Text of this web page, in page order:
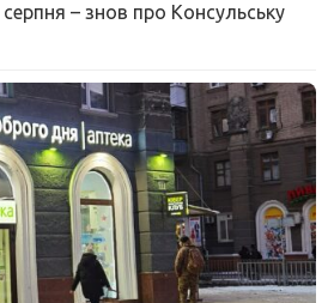
– знов про Консульську